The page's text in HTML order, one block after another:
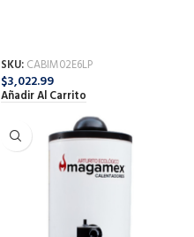
SKU: CABIM02E6LP
$3,022.99
Añadir Al Carrito